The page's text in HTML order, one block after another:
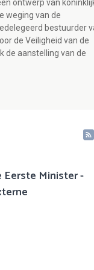
ontwerp van
weging van de
bestuurder
de Veiligheid van de
de aanstelling van de
Eerste Minister -